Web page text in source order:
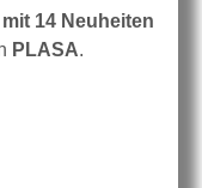
mit 14 Neuheiten
PLASA.